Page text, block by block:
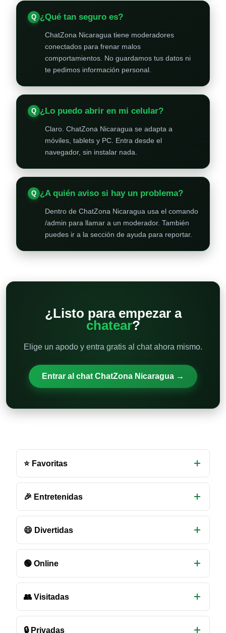
¿Qué tan seguro es?
ChatZona Nicaragua tiene moderadores
conectados para frenar malos
comportamientos. No guardamos tus datos ni
te pedimos información personal.
¿Lo puedo abrir en mi celular?
Claro. ChatZona Nicaragua se adapta a
móviles, tablets y PC. Entra desde el
navegador, sin instalar nada.
¿A quién aviso si hay un problema?
Dentro de ChatZona Nicaragua usa el comando
/admin para llamar a un moderador. También
puedes ir a la sección de ayuda para reportar.
¿Listo para empezar a
chatear?
Elige un apodo y entra gratis al chat ahora mismo.
Entrar al chat ChatZona Nicaragua →
de
chat
disponibles
⭐ Favoritas
🎉 Entretenidas
😄 Divertidas
🟢 Online
👥 Visitadas
🔒 Privadas